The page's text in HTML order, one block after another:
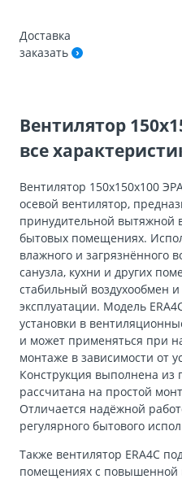
Доставка
заказать
Вентилятор
все
Вентилятор 150х150х100
осевой вентилятор,
принудительной вытяжной
бытовых помещениях.
влажного и загрязнённого
санузла, кухни и других
стабильный воздухообмен
эксплуатации. Модель
установки в
и может применяться при
монтаже в зависимости от
Конструкция выполнена из
рассчитана на простой
Отличается надёжной
регулярного бытового
Также вентилятор ERA4C
помещениях с повышенной